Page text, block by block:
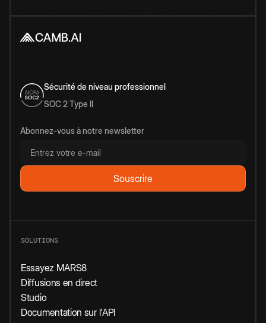
Sécurité de niveau professionnel
SOC 2 Type II
Abonnez-vous à notre newsletter
SOLUTIONS
Essayez MARS8
Diffusions en direct
Studio
Documentation sur l'API